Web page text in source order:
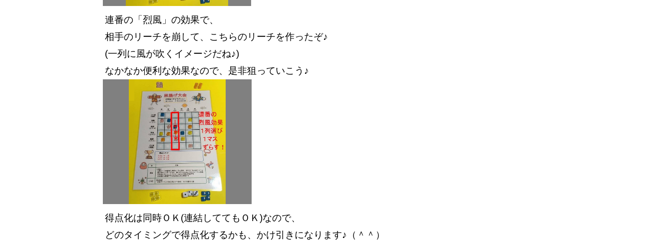
連番の「烈風」の効果で、
相手のリーチを崩して、こちらのリーチを作ったぞ♪
(一列に風が吹くイメージだね♪)
なかなか便利な効果なので、是非狙っていこう♪
得点化は同時ＯＫ(連結しててもＯＫ)なので、
どのタイミングで得点化するかも、かけ引きになります♪（＾＾）